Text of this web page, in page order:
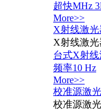
超快MHz
More>>
X射线激光
X射线激光
台式X射线
频率10 Hz
More>>
校准源激
校准源激